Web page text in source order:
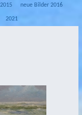
neue Bilder 2016
2021